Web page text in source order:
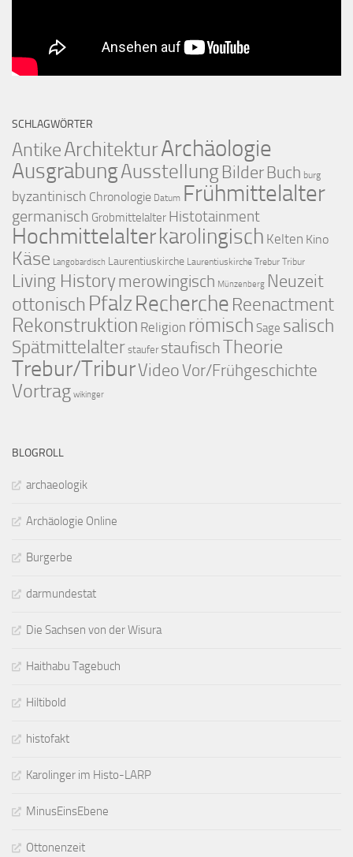
SCHLAGWÖRTER
AntikeArchitekturArchäologie
AusgrabungAusstellungBilder Buch burg
byzantinisch Chronologie Datum Frühmittelalter
germanisch Grobmittelalter Histotainment
Hochmittelalterkarolingisch Kelten Kino
Käse Langobardisch Laurentiuskirche Laurentiuskirche Trebur Tribur
Living Historymerowingisch Münzenberg Neuzeit
ottonisch PfalzRecherche Reenactment
Rekonstruktion Religion römisch Sage salisch
Spätmittelalter staufer staufischTheorie
Trebur/TriburVideoVor/Frühgeschichte
Vortrag wikinger
BLOGROLL
archaeologik
Archäologie Online
Burgerbe
darmundestat
Die Sachsen von der Wisura
Haithabu Tagebuch
Hiltibold
histofakt
Karolinger im Histo-LARP
MinusEinsEbene
Ottonenzeit